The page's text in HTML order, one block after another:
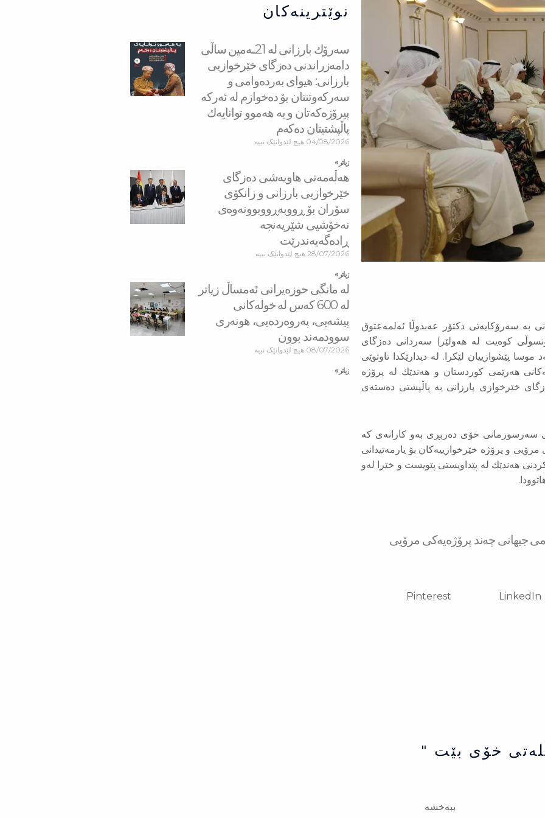
جیهانی بە سەرۆكایەتی دكتۆر عەبدوڵا ئەلمەعتوق
كوەیت لە هەولێر) سەردانی دەزگای
پێشوازییان لێكرا. لە دیدارێكدا تاوتوێی
هەرێمی كوردستان و هەندێك لە پرۆژە
خێرخوازی بارزانی بە پاڵپشتی دەستەی
سەرسورمانی خۆی دەربڕی بەو كارانەی كە
و پرۆژە خێرخوازییەكان بۆ یارمەتیدانی
هەندێك لە پێداویستی پێویست و خێرا لەو
جیهانی چه‌ند پرۆژه‌یه‌كی مرۆیی
LinkedIn
Pinterest
نوێترینەکان
سه‌رۆك بارزانی له‌ 21ـه‌مین ساڵی
دامەزراندنی دەزگای خێرخوازیی
بارزانی: هیوای بەردەوامی و
سەركەوتنتان بۆ دەخوازم لە ئەركە
پیرۆزەكەتان و بە هەموو توانایەك
پاڵپشتیتان دەكەم
04/08/2026 هیچ لێدوانێک نییە
زیاتر »
هه‌ڵه‌مه‌تی هاو‌به‌شی ده‌زگای
خێرخوازیی بارزانی و زانكۆی
سۆران بۆ ڕووبه‌ڕووبوونه‌وه‌ی
نه‌خۆشیی شێرپه‌نجه‌
ڕاده‌گه‌یه‌ندرێت
28/07/2026 هیچ لێدوانێک نییە
زیاتر »
لە مانگی حوزەیرانی ئەمساڵ زیاتر
له‌ 600 كه‌س له‌ خولەكانی
پیشەیی، پەروەردەیی، هونەری
سوودمه‌ند بوون
08/07/2026 هیچ لێدوانێک نییە
زیاتر »
خۆی بێت "
ببەخشە